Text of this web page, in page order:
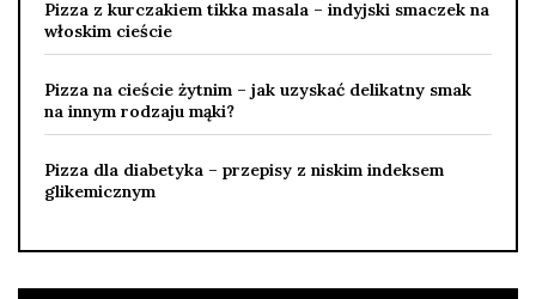
Pizza z kurczakiem tikka masala – indyjski smaczek na
włoskim cieście
Pizza na cieście żytnim – jak uzyskać delikatny smak
na innym rodzaju mąki?
Pizza dla diabetyka – przepisy z niskim indeksem
glikemicznym